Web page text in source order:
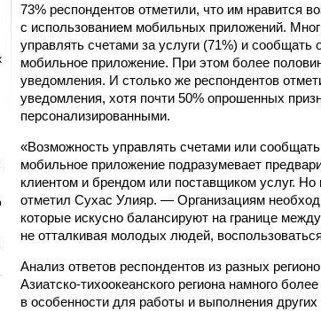
73% респондентов отметили, что им нравится
с использованием мобильных приложений.
управлять счетами за услуги (71%) и сообщать
мобильное приложение. При этом более
уведомления. И столько же респондентов
уведомления, хотя почти 50% опрошенных
персонализированными.
«Возможность управлять счетами или
мобильное приложение подразумевает
клиентом и брендом или поставщиком услуг.
отметил Сухас Улияр. — Организациям
которые искусно балансируют на границе
не отталкивая молодых людей,
Анализ ответов респондентов из разных
Азиатско-тихоокеанского региона намного
в особенности для работы и выполнения